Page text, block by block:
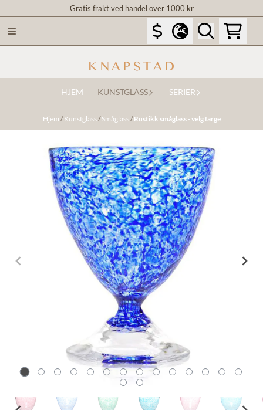
Gratis frakt ved handel over 1000 kr
HJEM KUNSTGLASS SERIER
Hjem /Kunstglass/Småglass/Rustikk småglass - velg farge